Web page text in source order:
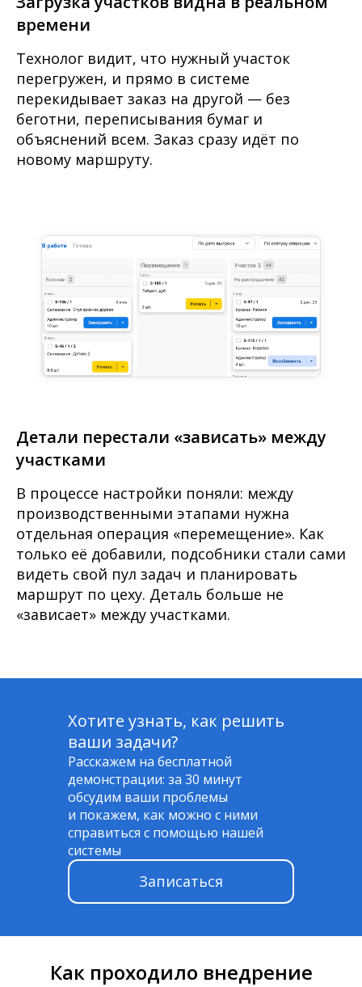
времени
Технолог видит, что нужный участок
перегружен, и прямо в системе
перекидывает заказ на другой — без
беготни, переписывания бумаг и
объяснений всем. Заказ сразу идёт по
новому маршруту.
Детали перестали «зависать» между
участками
В процессе настройки поняли: между
производственными этапами нужна
отдельная операция «перемещение». Как
только её добавили, подсобники стали сами
видеть свой пул задач и планировать
маршрут по цеху. Деталь больше не
«зависает» между участками.
Хотите узнать, как решить
ваши задачи?
Расскажем на бесплатной
демонстрации: за 30 минут
обсудим ваши проблемы
и покажем, как можно с ними
справиться с помощью нашей
системы
Записаться
Как проходило внедрение